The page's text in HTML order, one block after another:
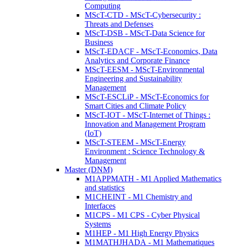
Computing
MScT-CTD - MScT-Cybersecurity :
Threats and Defenses
MScT-DSB - MScT-Data Science for
Business
MScT-EDACF - MScT-Economics, Data
Analytics and Corporate Finance
MScT-EESM - MScT-Environmental
Engineering and Sustainability
Management
MScT-ESCLiP - MScT-Economics for
Smart Cities and Climate Policy
MScT-IOT - MScT-Internet of Things :
Innovation and Management Program
(IoT)
MScT-STEEM - MScT-Energy
Environment : Science Technology &
Management
Master (DNM)
M1APPMATH - M1 Applied Mathematics
and statistics
M1CHEINT - M1 Chemistry and
Interfaces
M1CPS - M1 CPS - Cyber Physical
Systems
M1HEP - M1 High Energy Physics
M1MATHJHADA - M1 Mathematiques